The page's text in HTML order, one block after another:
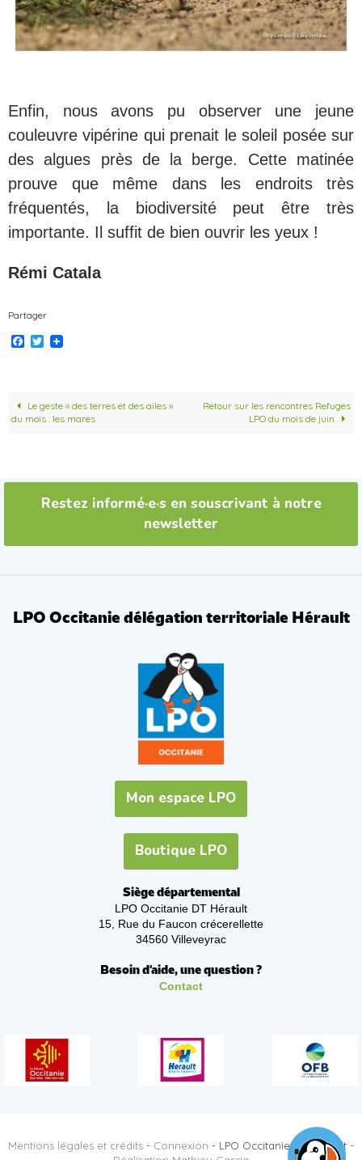
Enfin, nous avons pu observer une jeune
couleuvre vipérine qui prenait le soleil posée sur
des algues près de la berge. Cette matinée
prouve que même dans les endroits très
fréquentés, la biodiversité peut être très
importante. Il suffit de bien ouvrir les yeux !
Rémi Catala
Partager
F
o
o
T
e
r
Le geste « des terres et des ailes »
du mois : les mares
Retour sur les rencontres Refuges
LPO du mois de juin
Restez informé·e·s en souscrivant à notre
newsletter
LPO Occitanie délégation territoriale Hérault
Mon espace LPO
Boutique LPO
Siège départemental
LPO Occitanie DT Hérault
15, Rue du Faucon crécerellette
34560 Villeveyrac
Besoin d'aide, une question ?
Contact
Mentions légales et crédits - Connexion - LPO Occitanie DT Hérault -